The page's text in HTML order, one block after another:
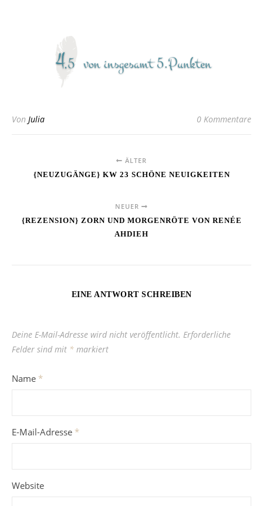
Von Julia 0 Kommentare
ÄLTER
{NEUZUGÄNGE} KW 23 SCHÖNE NEUIGKEITEN
NEUER
{REZENSION} ZORN UND MORGENRÖTE VON RENÉE
AHDIEH
EINE ANTWORT SCHREIBEN
Deine E-Mail-Adresse wird nicht veröffentlicht. Erforderliche
Felder sind mit * markiert
Name *
E-Mail-Adresse *
Website